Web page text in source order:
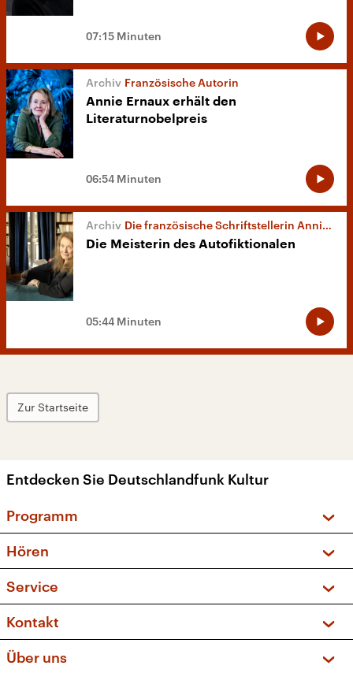
07:15 Minuten
Französische Autorin
Annie Ernaux erhält den
Literaturnobelpreis
06:54 Minuten
Die französische Schriftstellerin Annie Ernaux
Die Meisterin des Autofiktionalen
05:44 Minuten
Zur Startseite
Entdecken Sie Deutschlandfunk Kultur
Programm
Sendungen und Podcasts
Musikliste
Kakadu – Das Kinderprogramm
Hören
Frequenzen (UKW + DAB+)
Service
FAQ
Apps
Newsletter
Kontakt
Über uns